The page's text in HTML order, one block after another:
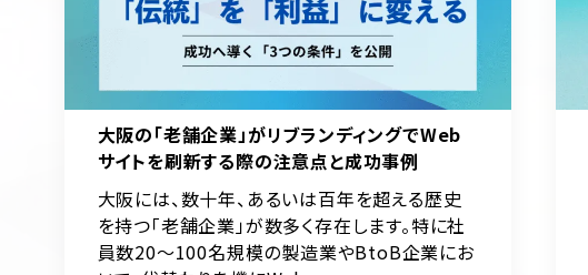
大阪の「老舗企業」がリブランディングでWeb
サイトを刷新する際の注意点と成功事例
大阪には、数十年、あるいは百年を超える歴史
を持つ「老舗企業」が数多く存在します。特に社
員数20〜100名規模の製造業やBtoB企業にお